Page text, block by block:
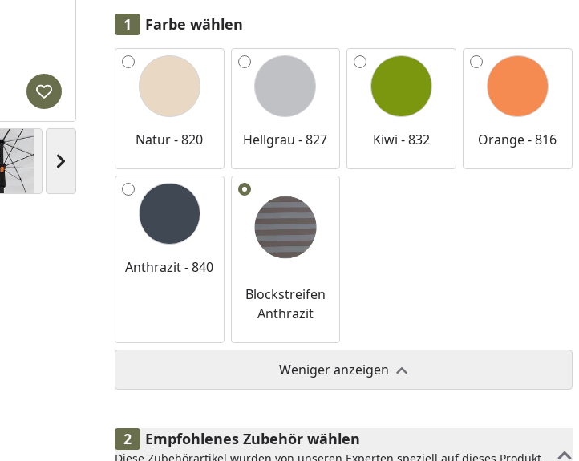
Nächstes Bild anzeigen
Produkt zur Wunschliste hinzufügen
Farbe wählen
Alle anzeigen (6)
Natur - 820 Hellgrau - 827 Kiwi - 832 Orange - 816
Anthrazit - 840
Blockstreifen
Anthrazit
Weniger anzeigen
Empfohlenes Zubehör wählen